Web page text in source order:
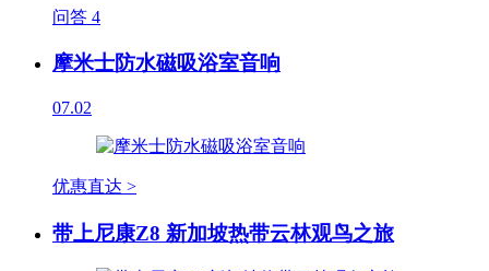
问答 4
摩米士防水磁吸浴室音响
07.02
优惠直达 >
带上尼康Z8 新加坡热带云林观鸟之旅